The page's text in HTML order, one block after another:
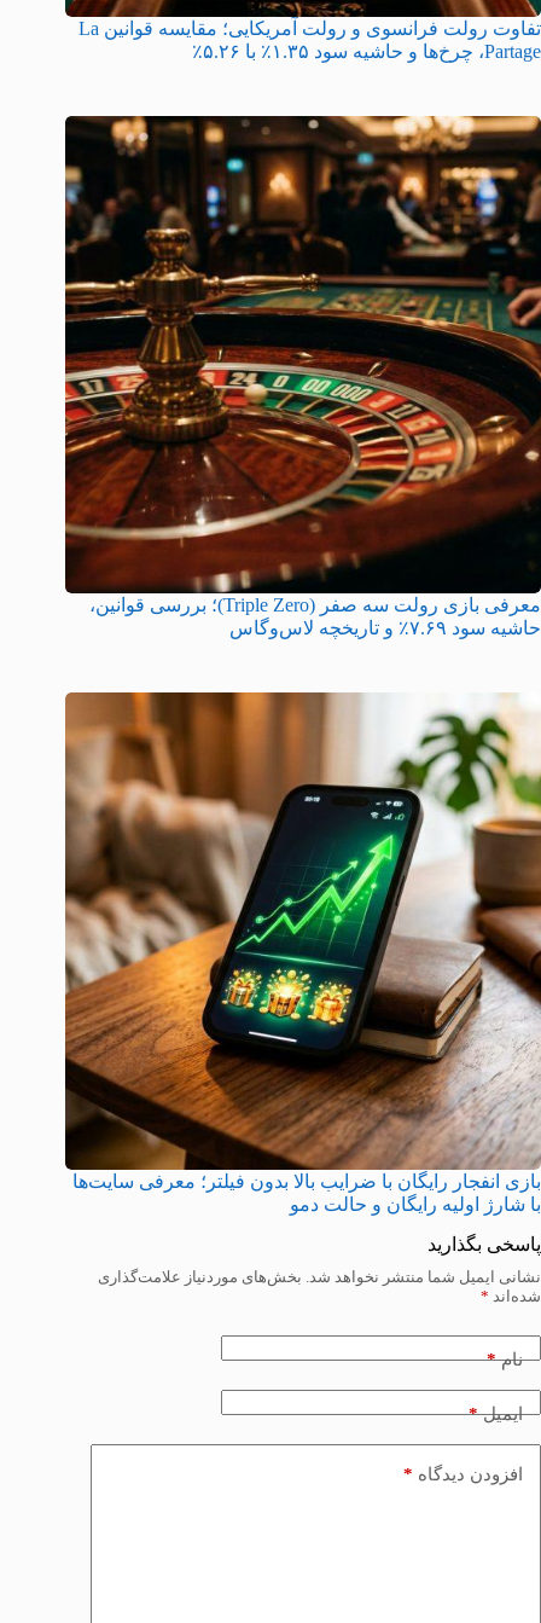
تفاوت رولت فرانسوی و رولت آمریکایی؛ مقایسه قوانین La
Partage، چرخ‌ها و حاشیه سود ۱.۳۵٪ با ۵.۲۶٪
معرفی بازی رولت سه صفر (Triple Zero)؛ بررسی قوانین،
حاشیه سود ۷.۶۹٪ و تاریخچه لاس‌وگاس
بازی انفجار رایگان با ضرایب بالا بدون فیلتر؛ معرفی سایت‌ها
با شارژ اولیه رایگان و حالت دمو
پاسخی بگذارید
نشانی ایمیل شما منتشر نخواهد شد. بخش‌های موردنیاز علامت‌گذاری
شده‌اند *
نام*
ایمیل*
افزودن دیدگاه *